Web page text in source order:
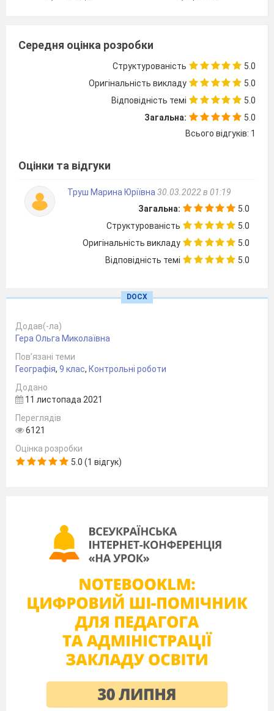
А) Херсон В)
Вантажні авто випускало підприємство:
Г) ЗАЗ
Підприємство «Богдан» працює в місті:
В) Чернівці
Б) Чернігів Г) Бориспіль
А) двигуни автобусів В) запчастини суден
Основними постачальниками продукції МБ в світі є
країни:?
Назвати галузі, що входять до точного машинобудування ,,,,,
електроніка
Найбільшим обсягом виробництва сучасної с\госп техніки
вирізняються країни:….. США Німеччина
Розтавити від найбільшого виробника автомобілів: а)
Франція б)Іспанія в) Велика Британія г)Німеччина
Знайди пару:
(Київ
НімеччинаSiemens (Німеччина
Середня оцінка розробки
Структурованість
5.0
Оригінальність викладу
5.0
Відповідність темі
5.0
Загальна:
5.0
Всього відгуків: 1
Оцінки та відгуки
Труш Марина Юріївна 30.03.2022 в 01:19
Загальна:
5.0
Структурованість
5.0
Оригінальність викладу
5.0
Відповідність темі
5.0
DOCX
Додав(-ла)
Гера Ольга Миколаївна
Пов’язані теми
Географія, 9 клас, Контрольні роботи
Додано
11 листопада 2021
Переглядів
6121
Оцінка розробки
5.0 (1 відгук)